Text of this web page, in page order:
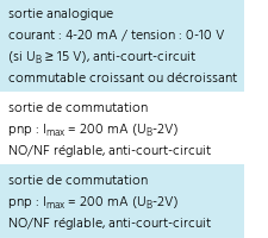
sortie analogique
courant : 4-20 mA / tension : 0-10 V
(si UB ≥ 15 V), anti-court-circuit
commutable croissant ou décroissant
sortie de commutation
pnp : Imax = 200 mA (UB-2V)
NO/NF réglable, anti-court-circuit
sortie de commutation
pnp : Imax = 200 mA (UB-2V)
NO/NF réglable, anti-court-circuit